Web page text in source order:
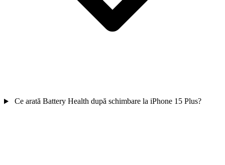
Ce arată Battery Health după schimbare la iPhone 15 Plus?